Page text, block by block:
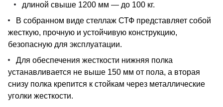
длиной свыше 1200 мм — до 100 кг.
В собранном виде стеллаж СТФ представляет собой
жесткую, прочную и устойчивую конструкцию,
безопасную для эксплуатации.
Для обеспечения жесткости нижняя полка
устанавливается не выше 150 мм от пола, а вторая
снизу полка крепится к стойкам через металлические
уголки жесткости.